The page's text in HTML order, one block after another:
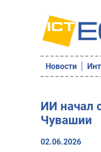
Новости
ИИ начал
Чувашии
02.06.2026